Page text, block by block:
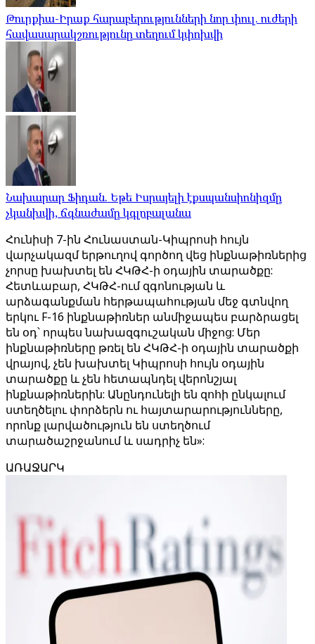
Թուրքիա-Իրաք հարաբերությունների նոր փուլ. ուժերի
հավասարակշռությունը տեղում կփոխվի
Նախարար Ֆիդան. Եթե Իսրայելի էքսպանսիոնիզմը
չկանխվի, ճգնաժամը կգլոբալանա
Հունիսի 7-ին Հունաստան-Կիպրոսի հույն
վարչակազմ երթուղով գործող վեց ինքնաթիռներից
չորսը խախտել են ՀԿԹՀ-ի օդային տարածքը:
Հետևաբար, ՀԿԹՀ-ում զգոնության և
արձագանքման հերթապահության մեջ գտնվող
երկու F-16 ինքնաթիռներ անմիջապես բարձրացել
են օդ՝ որպես նախազգուշական միջոց: Մեր
ինքնաթիռները թռել են ՀԿԹՀ-ի օդային տարածքի
վրայով, չեն խախտել Կիպրոսի հույն օդային
տարածքը և չեն հետապնդել վերոնշյալ
ինքնաթիռներին: Անընդունելի են զոհի ընկալում
ստեղծելու փորձերն ու հայտարարությունները,
որոնք լարվածություն են ստեղծում
տարածաշրջանում և սադրիչ են»:
ԱՌԱՋԱՐԿ